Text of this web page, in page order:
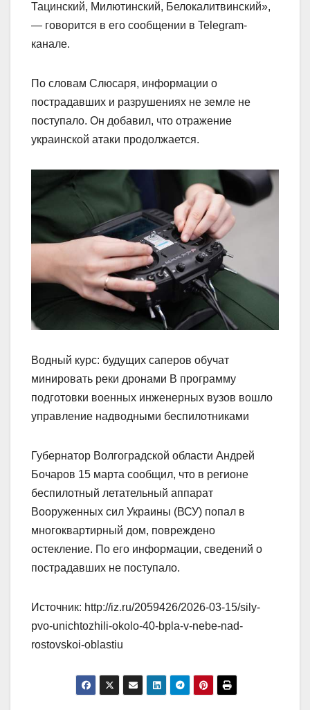
Тацинский, Милютинский, Белокалитвинский»,
— говорится в его сообщении в Telegram-
канале.
По словам Слюсаря, информации о
пострадавших и разрушениях не земле не
поступало. Он добавил, что отражение
украинской атаки продолжается.
Водный курс: будущих саперов обучат
минировать реки дронами В программу
подготовки военных инженерных вузов вошло
управление надводными беспилотниками
Губернатор Волгоградской области Андрей
Бочаров 15 марта сообщил, что в регионе
беспилотный летательный аппарат
Вооруженных сил Украины (ВСУ) попал в
многоквартирный дом, повреждено
остекление. По его информации, сведений о
пострадавших не поступало.
Источник: http://iz.ru/2059426/2026-03-15/sily-
pvo-unichtozhili-okolo-40-bpla-v-nebe-nad-
rostovskoi-oblastiu